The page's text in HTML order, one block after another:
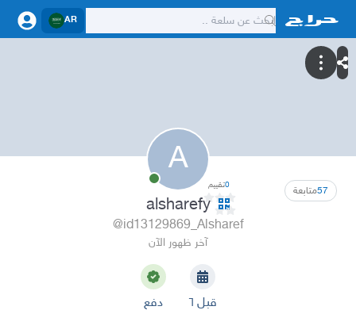
AR
A
57متابعة 0تقييم
alsharefy
@id13129869_Alsharef
آخر ظهور الآن
قبل ٦
دفع